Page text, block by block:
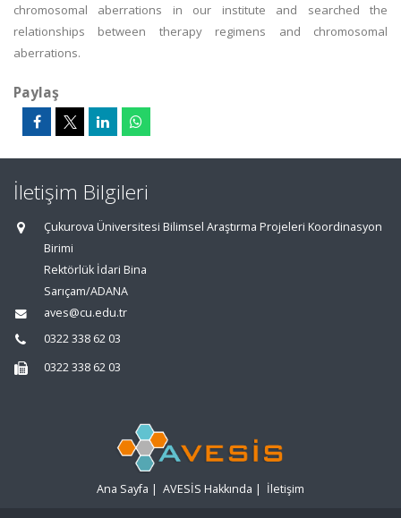
chromosomal aberrations in our institute and searched the
relationships between therapy regimens and chromosomal
aberrations.
Paylaş
İletişim Bilgileri
Çukurova Üniversitesi Bilimsel Araştırma Projeleri Koordinasyon
Birimi
Rektörlük İdari Bina
Sarıçam/ADANA
aves@cu.edu.tr
0322 338 62 03
0322 338 62 03
Ana Sayfa | AVESİS Hakkında | İletişim